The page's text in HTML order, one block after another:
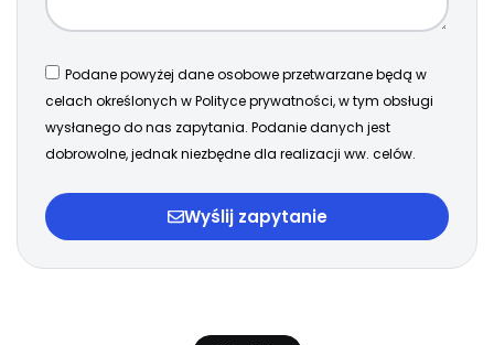
Podane powyżej dane osobowe przetwarzane będą w
celach określonych w Polityce prywatności, w tym obsługi
wysłanego do nas zapytania. Podanie danych jest
dobrowolne, jednak niezbędne dla realizacji ww. celów.
Wyślij zapytanie